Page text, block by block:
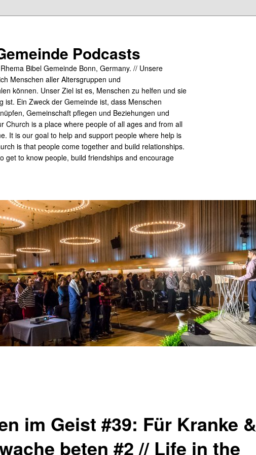
Podcasts
Bibel Gemeinde Bonn, Germany. // Unsere
Menschen aller Altersgruppen und
können. Unser Ziel ist es, Menschen zu helfen und sie
ist. Ein Zweck der Gemeinde ist, dass Menschen
Gemeinschaft pflegen und Beziehungen und
Church is a place where people of all ages and from all
It is our goal to help and support people where help is
is that people come together and build relationships.
get to know people, build friendships and encourage
im Geist #39: Für Kranke &
beten #2 // Life in the